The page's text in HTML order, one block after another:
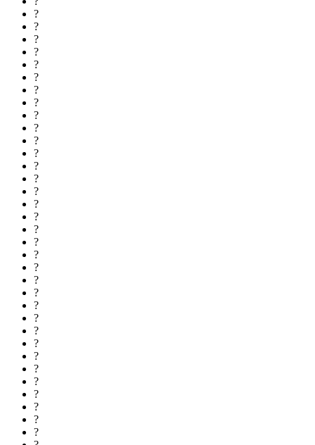
?
?
?
?
?
?
?
?
?
?
?
?
?
?
?
?
?
?
?
?
?
?
?
?
?
?
?
?
?
?
?
?
?
?